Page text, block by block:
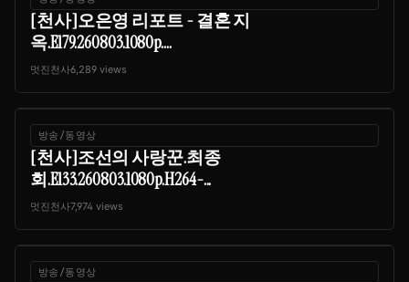
[천사]오은영 리포트 - 결혼 지
옥.E179.260803.1080p....
멋진천사6,289 views
방송/동영상
[천사]조선의 사랑꾼.최종
회.E133.260803.1080p.H264-...
멋진천사7,974 views
방송/동영상